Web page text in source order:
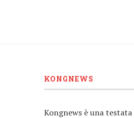
KONGNEWS
Kongnews è una